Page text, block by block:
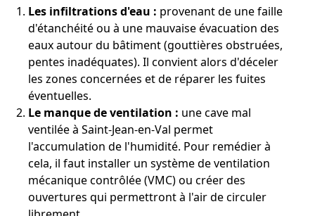
Les infiltrations d'eau : provenant de une faille
d'étanchéité ou à une mauvaise évacuation des
eaux autour du bâtiment (gouttières obstruées,
pentes inadéquates). Il convient alors d'déceler
les zones concernées et de réparer les fuites
éventuelles.
Le manque de ventilation : une cave mal
ventilée à Saint-Jean-en-Val permet
l'accumulation de l'humidité. Pour remédier à
cela, il faut installer un système de ventilation
mécanique contrôlée (VMC) ou créer des
ouvertures qui permettront à l'air de circuler